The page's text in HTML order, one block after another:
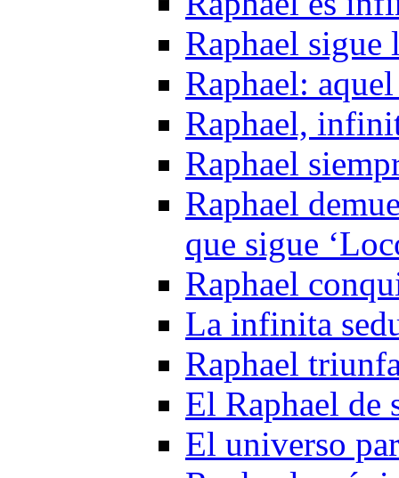
Raphael sigue
Raphael:
Raphael,
Raphael
Raphael
que sigue
Raphael
La infinita
Raphael
El Raphael de
El universo